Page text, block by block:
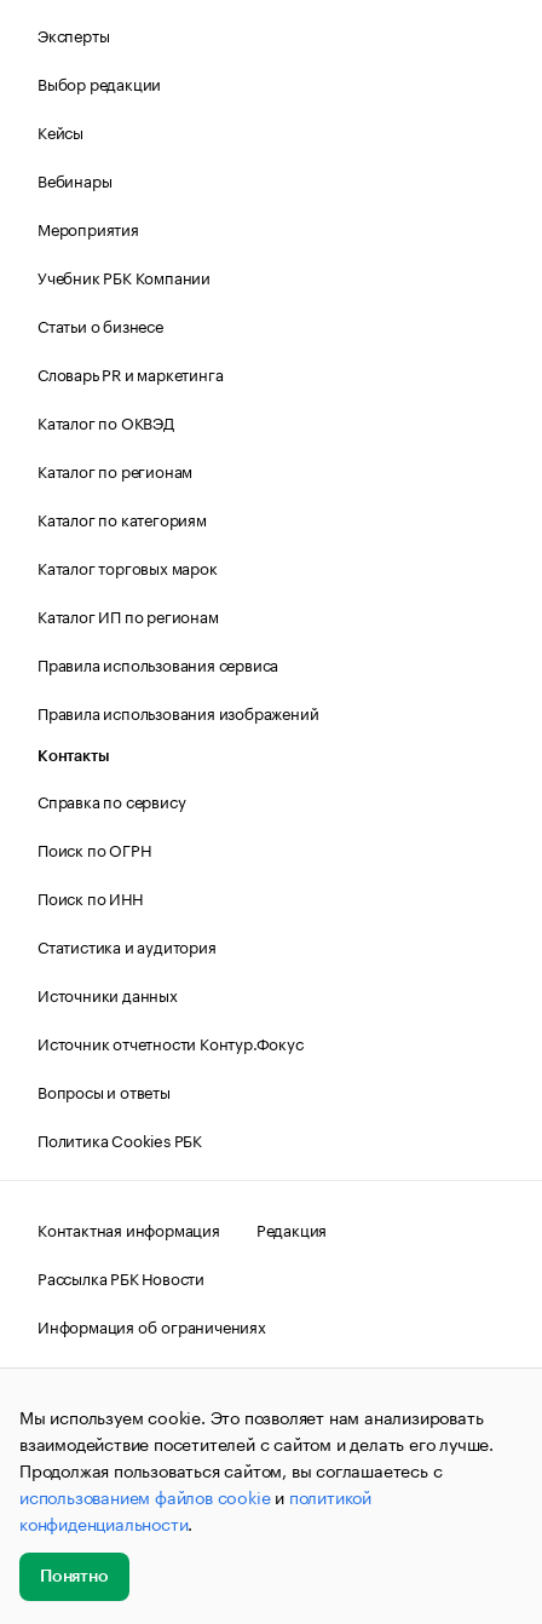
Эксперты
Выбор редакции
Кейсы
Вебинары
Мероприятия
Учебник РБК Компании
Статьи о бизнесе
Словарь PR и маркетинга
Каталог по ОКВЭД
Каталог по регионам
Каталог по категориям
Каталог торговых марок
Каталог ИП по регионам
Правила использования сервиса
Правила использования изображений
Контакты
Справка по сервису
Поиск по ОГРН
Поиск по ИНН
Статистика и аудитория
Источники данных
Источник отчетности Контур.Фокус
Вопросы и ответы
Политика Cookies РБК
Контактная информация
Редакция
Рассылка РБК Новости
Информация об ограничениях
Правовая информация
О соблюдении авторских прав
© АО «РОСБИЗНЕСКОНСАЛТИНГ»,1995–2026.Сообщения
и материалы информационного агентства «РБК»
(зарегистрировано Федеральной службой по надзору в сфере
связи, информационных технологий и массовых
коммуникаций (Роскомнадзор) 09.12.2015 за номером ИА
№ФС77-63848) сопровождаются пометкой «РБК». Отдельные
публикации могут содержать информацию,
не предназначенную для пользователей
до 18 лет.
Мы используем cookie. Это позволяет нам анализировать
взаимодействие посетителей с сайтом и делать его лучше.
Продолжая пользоваться сайтом, вы соглашаетесь с
использованием файлов cookieи политикой
конфиденциальности.
Понятно